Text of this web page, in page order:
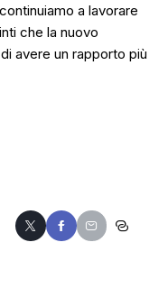
a lavorare
che la nuovo
avere un rapporto più